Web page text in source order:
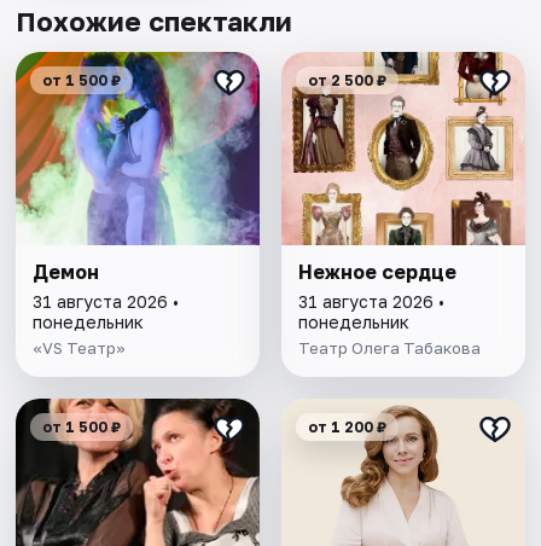
Похожие спектакли
от 1 500 ₽
Демон
31 августа 2026 •
понедельник
«VS Театр»
от 2 500 ₽
Нежное сердце
31 августа 2026 •
понедельник
Театр Олега Табакова
от 1 500 ₽ от 1 200 ₽